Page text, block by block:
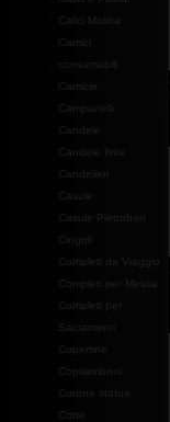
Calici Molina
Camici
consumabili
Camicie
Campanelli
Candele
Candele finte
Candelieri
Casule
Casule Pietrobon
Cingoli
Completi da Viaggio
Completi per Messa
Completi per
Sacramenti
Copertine
Copriamboni
Corone statue
Cotte